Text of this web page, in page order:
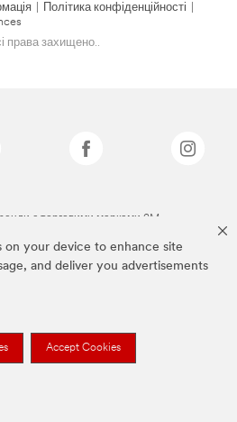
on your device to enhance site
and deliver you advertisements
Accept Cookies
Політика конфіденційності
захищено..
є торговими марками 3M.